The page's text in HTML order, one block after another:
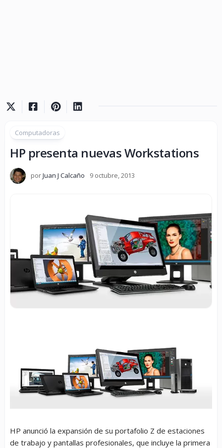
Computadoras
HP presenta nuevas Workstations
porJuan J Calcaño 9 octubre, 2013
HP anunció la expansión de su portafolio Z de estaciones
de trabajo y pantallas profesionales, que incluye la primera